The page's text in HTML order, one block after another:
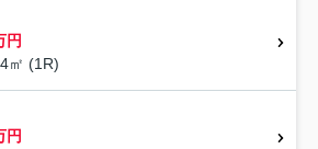
円
㎡ (1R)
円